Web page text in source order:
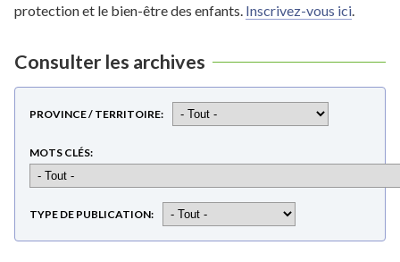
protection et le bien-être des enfants. Inscrivez-vous ici.
Consulter les archives
PROVINCE / TERRITOIRE
MOTS CLÉS
TYPE DE PUBLICATION